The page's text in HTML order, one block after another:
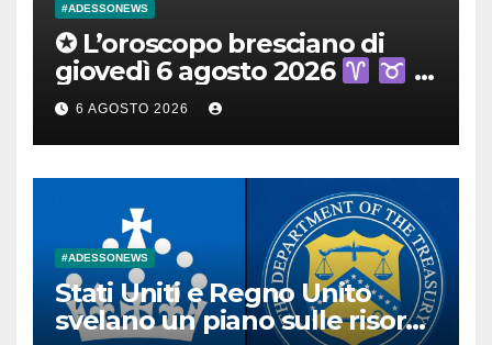
#ADESSONEWS
✪ L’oroscopo bresciano di
giovedì 6 agosto 2026
6 AGOSTO 2026
#ADESSONEWS
Stati Uniti e Regno Unito
svelano un piano sulle risorse